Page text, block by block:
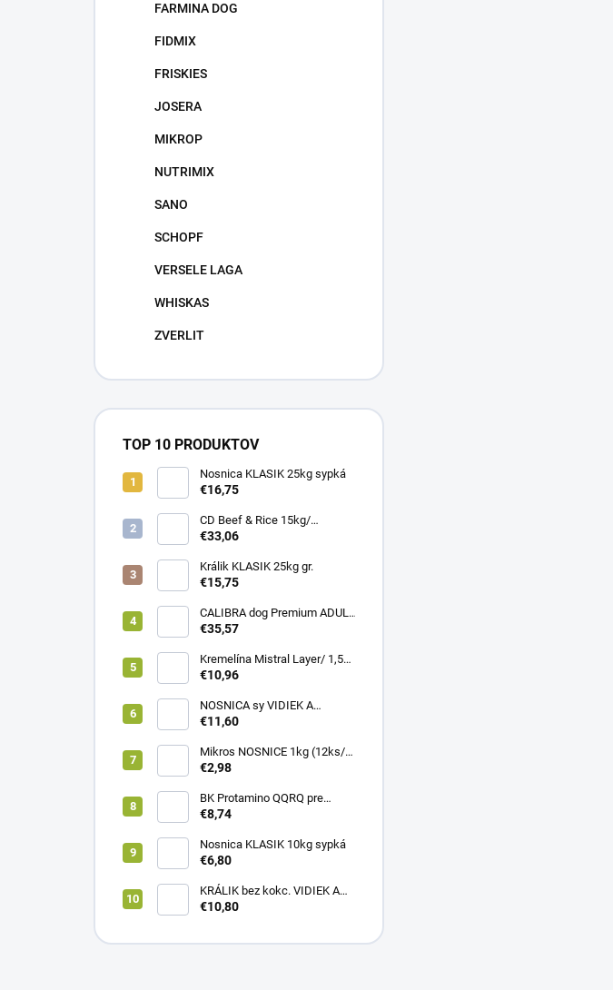
FARMINA DOG
FIDMIX
FRISKIES
JOSERA
MIKROP
NUTRIMIX
SANO
SCHOPF
VERSELE LAGA
WHISKAS
ZVERLIT
TOP 10 PRODUKTOV
Nosnica KLASIK 25kg sypká
€16,75
CD Beef & Rice 15kg/
Superpremium food
€33,06
Králik KLASIK 25kg gr.
€15,75
CALIBRA dog Premium ADULT
LARGE 12kg
€35,57
Kremelína Mistral Layer/ 1,5
kg vedro
€10,96
NOSNICA sy VIDIEK A
TRADÍCIA 20kg (1paleta/
€11,60
Mikros NOSNICE 1kg (12ks/
1kartón)
€2,98
BK Protamino QQRQ pre
nosnice 5kg SANO
€8,74
Nosnica KLASIK 10kg sypká
€6,80
KRÁLIK bez kokc. VIDIEK A
TRADÍCIA 20kg (1paleta/
€10,80